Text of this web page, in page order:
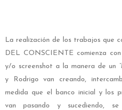
La realización de los trabajos que
DEL CONSCIENTE comienza
y/o screenshot a la manera de un
y Rodrigo van creando,
medida que el banco inicial y los
van pasando y sucediendo, se